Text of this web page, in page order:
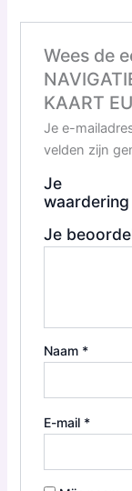
Wees de
KAART
Je e-
velden zijn
Je
waardering
Je
Naam *
E-mail *